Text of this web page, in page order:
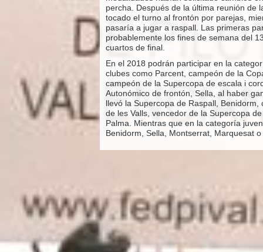
percha. Después de la última reunión de
tocado el turno al frontón por parejas,
pasaría a jugar a raspall. Las primeras
probablemente los fines de semana del
cuartos de final.
En el 2018 podrán participar en la
clubes como Parcent, campeón de la
campeón de la Supercopa de escala i
Autonómico de frontón, Sella, al haber
llevó la Supercopa de Raspall,
de les Valls, vencedor de la Supercopa
Palma. Mientras que en la categoría
Benidorm, Sella, Montserrat, Marquesat